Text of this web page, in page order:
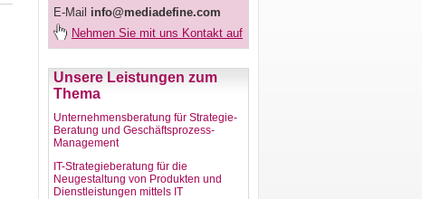
Unsere Leistungen zum
Thema
Unternehmensberatung für Strategie-
Beratung und Geschäftsprozess-
Management
IT-Strategieberatung für die
Neugestaltung von Produkten und
Dienstleistungen mittels IT
E-Mail info@mediadefine.com
Nehmen Sie mit uns Kontakt auf